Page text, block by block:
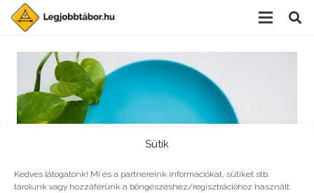
Sütik
Kedves látogatónk! Mi és a partnereink információkat, sütiket stb.
tárolunk vagy hozzáférünk a böngészéshez/regisztrációhoz használt